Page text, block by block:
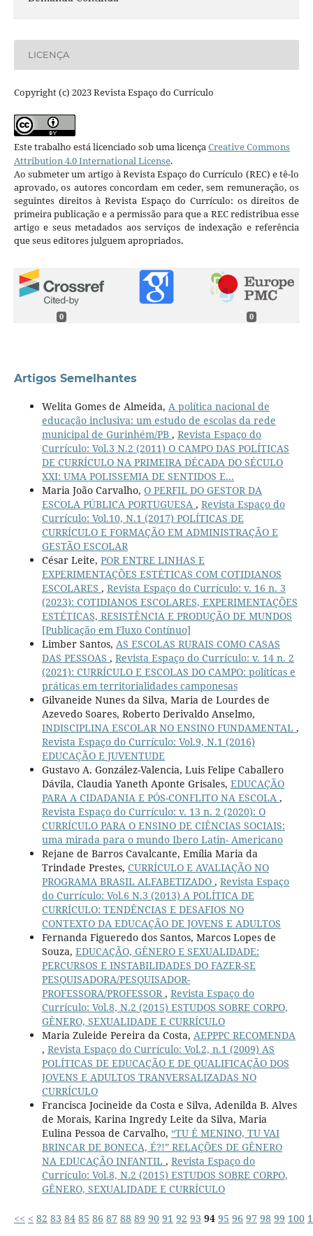
LICENÇA
Copyright (c) 2023 Revista Espaço do Currículo
Este trabalho está licenciado sob uma licença Creative Commons
Attribution 4.0 International License.
Ao submeter um artigo à Revista Espaço do Currículo (REC) e tê-lo
aprovado, os autores concordam em ceder, sem remuneração, os
seguintes direitos à Revista Espaço do Currículo: os direitos de
primeira publicação e a permissão para que a REC redistribua esse
artigo e seus metadados aos serviços de indexação e referência
que seus editores julguem apropriados.
0 0
Artigos Semelhantes
Welita Gomes de Almeida, A política nacional de
educação inclusiva: um estudo de escolas da rede
municipal de Gurinhém/PB , Revista Espaço do
Currículo: Vol.3 N.2 (2011) O CAMPO DAS POLÍTICAS
DE CURRÍCULO NA PRIMEIRA DÉCADA DO SÉCULO
XXI: UMA POLISSEMIA DE SENTIDOS E...
Maria João Carvalho, O PERFIL DO GESTOR DA
ESCOLA PÚBLICA PORTUGUESA , Revista Espaço do
Currículo: Vol.10, N.1 (2017) POLÍTICAS DE
CURRÍCULO E FORMAÇÃO EM ADMINISTRAÇÃO E
GESTÃO ESCOLAR
César Leite, POR ENTRE LINHAS E
EXPERIMENTAÇÕES ESTÉTICAS COM COTIDIANOS
ESCOLARES , Revista Espaço do Currículo: v. 16 n. 3
(2023): COTIDIANOS ESCOLARES, EXPERIMENTAÇÕES
ESTÉTICAS, RESISTÊNCIA E PRODUÇÃO DE MUNDOS
[Publicação em Fluxo Contínuo]
Limber Santos, AS ESCOLAS RURAIS COMO CASAS
DAS PESSOAS , Revista Espaço do Currículo: v. 14 n. 2
(2021): CURRÍCULO E ESCOLAS DO CAMPO: políticas e
práticas em territorialidades camponesas
Gilvaneide Nunes da Silva, Maria de Lourdes de
Azevedo Soares, Roberto Derivaldo Anselmo,
INDISCIPLINA ESCOLAR NO ENSINO FUNDAMENTAL ,
Revista Espaço do Currículo: Vol.9, N.1 (2016)
EDUCAÇÃO E JUVENTUDE
Gustavo A. González-Valencia, Luis Felipe Caballero
Dávila, Claudia Yaneth Aponte Grisales, EDUCAÇÃO
PARA A CIDADANIA E PÓS-CONFLITO NA ESCOLA ,
Revista Espaço do Currículo: v. 13 n. 2 (2020): O
CURRÍCULO PARA O ENSINO DE CIÊNCIAS SOCIAIS:
uma mirada para o mundo Ibero Latin- Americano
Rejane de Barros Cavalcante, Emília Maria da
Trindade Prestes, CURRÍCULO E AVALIAÇÃO NO
PROGRAMA BRASIL ALFABETIZADO , Revista Espaço
do Currículo: Vol.6 N.3 (2013) A POLÍTICA DE
CURRÍCULO: TENDÊNCIAS E DESAFIOS NO
CONTEXTO DA EDUCAÇÃO DE JOVENS E ADULTOS
Fernanda Figueredo dos Santos, Marcos Lopes de
Souza, EDUCAÇÃO, GÊNERO E SEXUALIDADE:
PERCURSOS E INSTABILIDADES DO FAZER-SE
PESQUISADORA/PESQUISADOR-
PROFESSORA/PROFESSOR, Revista Espaço do
Currículo: Vol.8, N.2 (2015) ESTUDOS SOBRE CORPO,
GÊNERO, SEXUALIDADE E CURRÍCULO
Maria Zuleide Pereira da Costa, AEPPPC RECOMENDA
, Revista Espaço do Currículo: Vol.2, n.1 (2009) AS
POLÍTICAS DE EDUCAÇÃO E DE QUALIFICAÇÃO DOS
JOVENS E ADULTOS TRANVERSALIZADAS NO
CURRÍCULO
Francisca Jocineide da Costa e Silva, Adenilda B. Alves
de Morais, Karina Ingredy Leite da Silva, Maria
Eulina Pessoa de Carvalho, “TU É MENINO, TU VAI
BRINCAR DE BONECA, É?!” RELAÇÕES DE GÊNERO
NA EDUCAÇÃO INFANTIL , Revista Espaço do
Currículo: Vol.8, N.2 (2015) ESTUDOS SOBRE CORPO,
GÊNERO, SEXUALIDADE E CURRÍCULO
<< < 82 83 84 85 86 87 88 89 90 91 92 93 94 95 96 97 98 99 100